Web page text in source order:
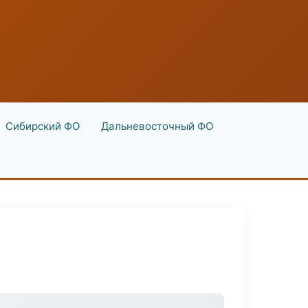
Сибирский ФО Дальневосточный ФО